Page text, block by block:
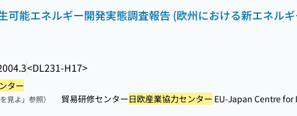
可能エネルギー開発実態調査報告 (欧州における新エネル
<DL231-H17>
ター
見よ」参照） 貿易研修センター日欧産業協力センター EU-Japan Centre